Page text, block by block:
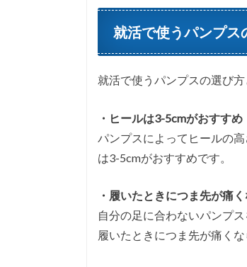
就活で使うパンプス
就活で使うパンプスの選び
・ヒールは3-5cmがおすすめ
パンプスによってヒールの
は3-5cmがおすすめです。
・履いたときにつま先が痛
自分の足に合わないパンプ
履いたときにつま先が痛く